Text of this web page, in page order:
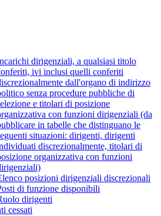
dirigenziali, a qualsiasi titolo
ivi inclusi quelli conferiti
dall'organo di indirizzo
senza procedure pubbliche di
e titolari di posizione
con funzioni dirigenziali (da
in tabelle che distinguano le
situazioni: dirigenti, dirigenti
discrezionalmente, titolari di
organizzativa con funzioni
posizioni dirigenziali discrezionali
di funzione disponibili
dirigenti
cessati